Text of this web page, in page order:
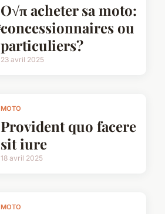
O√π acheter sa moto:
concessionnaires ou
particuliers?
23 avril 2025
MOTO
Provident quo facere
sit iure
18 avril 2025
MOTO